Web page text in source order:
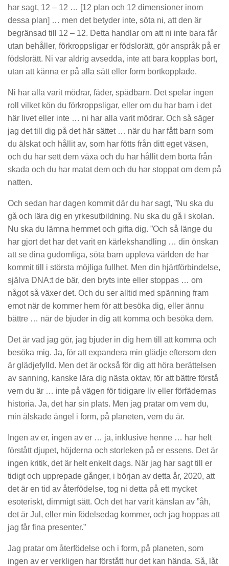
har sagt, 12 – 12 … [12 plan och 12 dimensioner inom
dessa plan] … men det betyder inte, söta ni, att den är
begränsad till 12 – 12. Detta handlar om att ni inte bara får
utan behåller, förkroppsligar er födslorätt, gör anspråk på er
födslorätt. Ni var aldrig avsedda, inte att bara kopplas bort,
utan att känna er på alla sätt eller form bortkopplade.
Ni har alla varit mödrar, fäder, spädbarn. Det spelar ingen
roll vilket kön du förkroppsligar, eller om du har barn i det
här livet eller inte … ni har alla varit mödrar. Och så säger
jag det till dig på det här sättet … när du har fått barn som
du älskat och hållit av, som har fötts från ditt eget väsen,
och du har sett dem växa och du har hållit dem borta från
skada och du har matat dem och du har stoppat om dem på
natten.
Och sedan har dagen kommit där du har sagt, ”Nu ska du
gå och lära dig en yrkesutbildning. Nu ska du gå i skolan.
Nu ska du lämna hemmet och gifta dig. ”Och så länge du
har gjort det har det varit en kärlekshandling … din önskan
att se dina gudomliga, söta barn uppleva världen de har
kommit till i största möjliga fullhet. Men din hjärtförbindelse,
själva DNA:t de bär, den bryts inte eller stoppas … om
något så växer det. Och du ser alltid med spänning fram
emot när de kommer hem för att besöka dig, eller ännu
bättre … när de bjuder in dig att komma och besöka dem.
Det är vad jag gör, jag bjuder in dig hem till att komma och
besöka mig. Ja, för att expandera min glädje eftersom den
är glädjefylld. Men det är också för dig att höra berättelsen
av sanning, kanske lära dig nästa oktav, för att bättre förstå
vem du är … inte på vägen för tidigare liv eller förfädernas
historia. Ja, det har sin plats. Men jag pratar om vem du,
min älskade ängel i form, på planeten, vem du är.
Ingen av er, ingen av er … ja, inklusive henne … har helt
förstått djupet, höjderna och storleken på er essens. Det är
ingen kritik, det är helt enkelt dags. När jag har sagt till er
tidigt och upprepade gånger, i början av detta år, 2020, att
det är en tid av återfödelse, tog ni detta på ett mycket
esoteriskt, dimmigt sätt. Och det har varit känslan av ”åh,
det är Jul, eller min födelsedag kommer, och jag hoppas att
jag får fina presenter.”
Jag pratar om återfödelse och i form, på planeten, som
ingen av er verkligen har förstått hur det kan hända. Så, låt